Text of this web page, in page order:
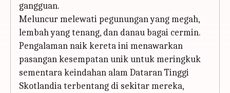
gangguan.
Meluncur melewati pegunungan yang megah,
lembah yang tenang, dan danau bagai cermin.
Pengalaman naik kereta ini menawarkan
pasangan kesempatan unik untuk meringkuk
sementara keindahan alam Dataran Tinggi
Skotlandia terbentang di sekitar mereka,